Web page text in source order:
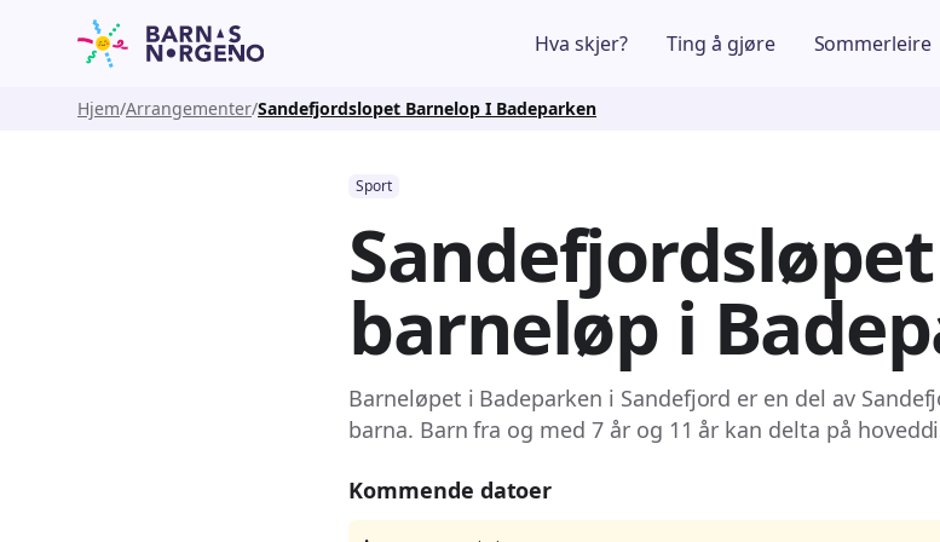
Hva skjer? Ting å gjøre Sommerleire
Hjem Arrangementer Sandefjordslopet Barnelop I Badeparken
Sport
barneløp i
Barneløpet i Badeparken i Sandefjord er en del av
barna. Barn fra og med 7 år og 11 år kan delta på
Kommende datoer